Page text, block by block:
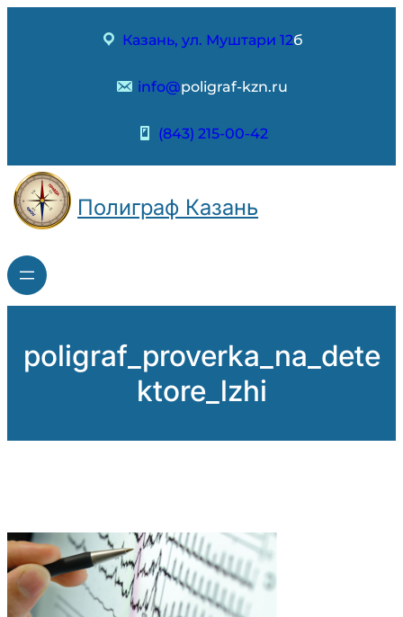
Казань, ул. Муштари 12б
info@poligraf-kzn.ru
(843) 215-00-42
Полиграф Казань
poligraf_proverka_na_dete
ktore_lzhi